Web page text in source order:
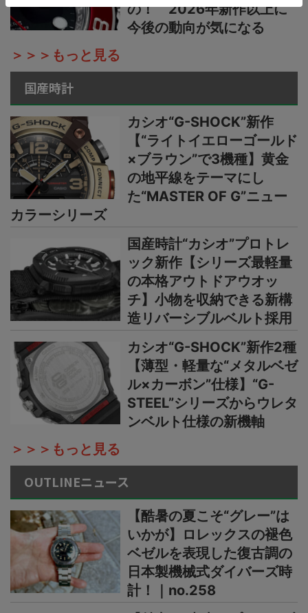
の！ 2026年新作以上に
今後の動向が気になる
＞＞＞もっと見る
国産時計
カシオ“G-SHOCK”新作
【“ライトイエローゴールド
×ブラウン”で3機種】黄金
の地平線をテーマにし
た“MASTER OF G”ニュー
カラーシリーズ
国産時計“カシオ”プロトレ
ック新作【シリーズ最軽量
の本格アウトドアウオッ
チ】小物を収納できる新構
造リバーシブルベルト採用
カシオ“G-SHOCK”新作2種
【薄型・軽量な“メタルベゼ
ル×カーボン”仕様】“G-
STEEL”シリーズからウレタ
ンベルト仕様の新機軸
＞＞＞もっと見る
OUTLINEニュース
【酷暑の夏こそ“グレー”は
いかが】ロレックスの褪色
ベゼルを表現した復古調の
日本製機械式ダイバーズ時
計！｜no.258